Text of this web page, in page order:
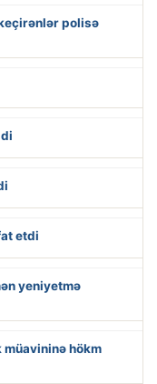
polisə
etdi
yeniyetmə
müavininə hökm